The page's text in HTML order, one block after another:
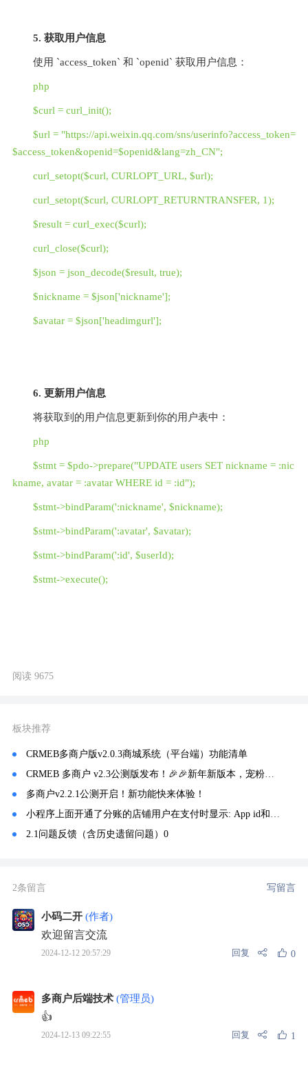
5. 获取用户信息
使用 `access_token` 和 `openid` 获取用户信息：
php
$curl = curl_init();
$url = "https://api.weixin.qq.com/sns/userinfo?access_token=
$access_token&openid=$openid&lang=zh_CN";
curl_setopt($curl, CURLOPT_URL, $url);
curl_setopt($curl, CURLOPT_RETURNTRANSFER, 1);
$result = curl_exec($curl);
curl_close($curl);
$json = json_decode($result, true);
$nickname = $json['nickname'];
$avatar = $json['headimgurl'];
6. 更新用户信息
将获取到的用户信息更新到你的用户表中：
php
$stmt = $pdo->prepare("UPDATE users SET nickname = :nic
kname, avatar = :avatar WHERE id = :id");
$stmt->bindParam(':nickname', $nickname);
$stmt->bindParam(':avatar', $avatar);
$stmt->bindParam(':id', $userId);
$stmt->execute();
阅读 9675
板块推荐
CRMEB多商户版v2.0.3商城系统（平台端）功能清单
CRMEB 多商户 v2.3公测版发布！🎉🎉新年新版本，宠粉福利到！
多商户v2.2.1公测开启！新功能快来体验！
小程序上面开通了分账的店铺用户在支付时显示: App id和open id不匹配。
2.1问题反馈（含历史遗留问题）0
2条留言 写留言
小码二开 (作者)
欢迎留言交流
2024-12-12 20:57:29 回复 0
多商户后端技术 (管理员)
👍
2024-12-13 09:22:55 回复 1